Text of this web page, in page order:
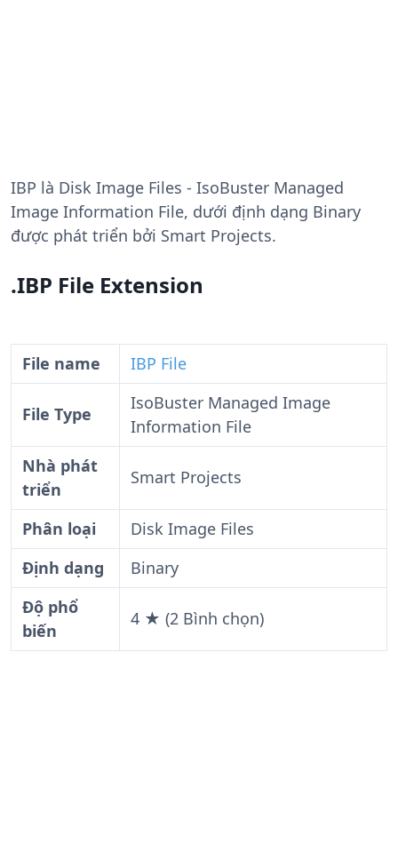
IBP là Disk Image Files - IsoBuster Managed
Image Information File, dưới định dạng Binary
được phát triển bởi Smart Projects.
.IBP File Extension
File name IBP File
File Type
IsoBuster Managed Image
Information File
Nhà phát
triển
Smart Projects
Phân loại
Disk Image Files
Định dạng
Binary
Độ phổ
biến
4 ★ (2 Bình chọn)